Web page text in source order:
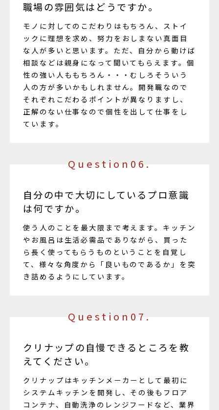
職場の雰囲気はどうですか。
モノに対してのこだわりはもちろん、ストイ
ックに理想を求め、努力をおしまない真面目
な人が多いと思います。ただ、自分から動けば
相談などは親身になって聞いてもらえます。個
性の強い人ももちろん・・・むしろそういう
人の方が多いかもしれません。開発職なので
それぞれこだわるポイントが異なりますし、
正解のない仕事なので個性を出して仕事をし
ています。
Question06.
自分の中で大切にしているプロ意識
は何ですか。
使う人のことを最大限まで考えます。キッチン
やお風呂は生活必需品でありながら、買った
ら長く使ってもらうものということを自覚し
て、様々な角度から「良いものであるか」を突
き詰めるようにしています。
Question07.
クリナップの自慢できるところを教
えてください。
クリナップはキッチンメーカーとして最初に
システムキッチンを開発し、その後もフロア
コンテナ、自動洗浄のレンジフードなど、業界